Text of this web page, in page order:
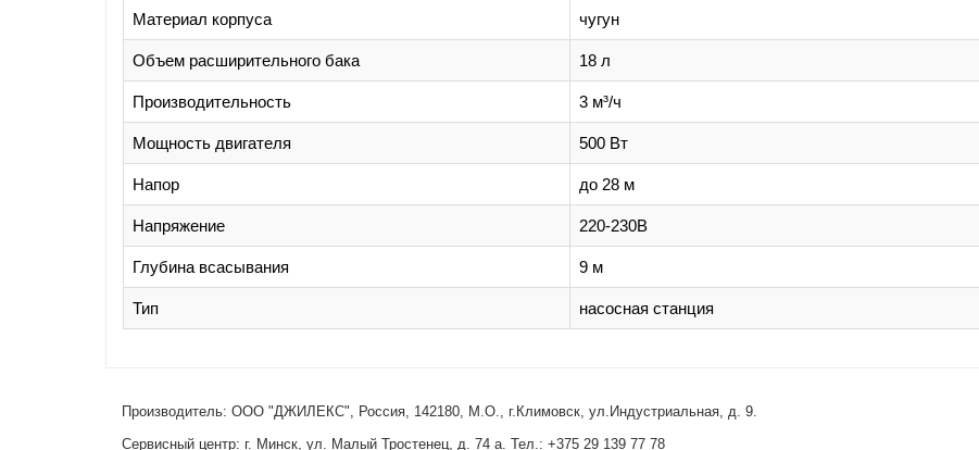
Материал корпуса чугун
Объем расширительного бака 18 л
Производительность 3 м³/ч
Мощность двигателя 500 Вт
Напор до 28 м
Напряжение 220-230В
Глубина всасывания 9 м
Тип насосная станция
Производитель: ООО "ДЖИЛЕКС", Россия, 142180, М.О., г.Климовск, ул.Индустриальная, д. 9.
Сервисный центр: г. Минск, ул. Малый Тростенец, д. 74 а. Тел.: +375 29 139 77 78